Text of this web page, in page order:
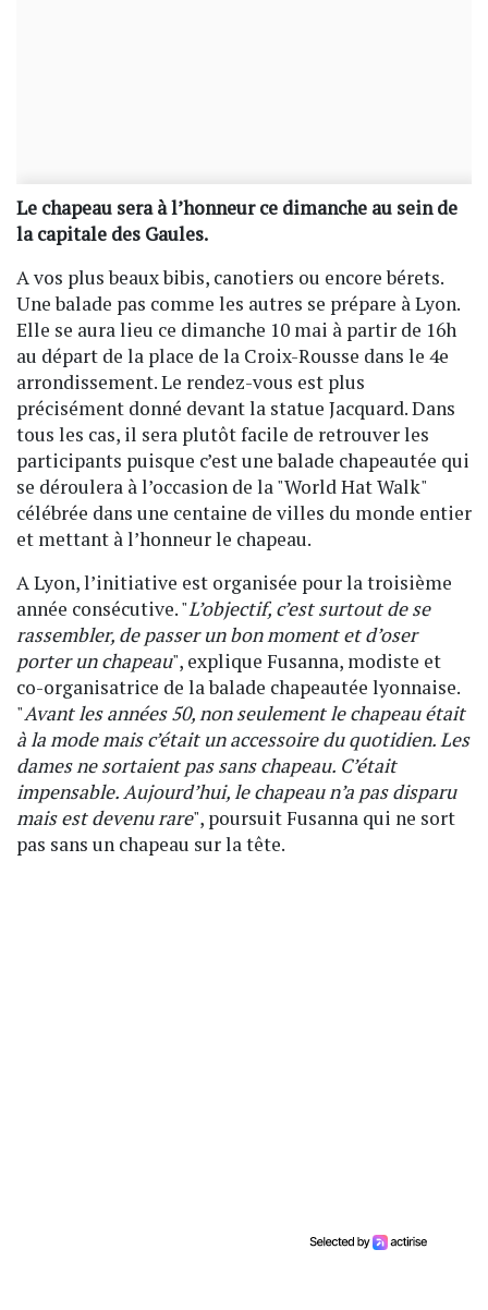
Le chapeau sera à l’honneur ce dimanche au sein de
la capitale des Gaules.
A vos plus beaux bibis, canotiers ou encore bérets.
Une balade pas comme les autres se prépare à Lyon.
Elle se aura lieu ce dimanche 10 mai à partir de 16h
au départ de la place de la Croix-Rousse dans le 4e
arrondissement. Le rendez-vous est plus
précisément donné devant la statue Jacquard. Dans
tous les cas, il sera plutôt facile de retrouver les
participants puisque c’est une balade chapeautée qui
se déroulera à l’occasion de la "World Hat Walk"
célébrée dans une centaine de villes du monde entier
et mettant à l’honneur le chapeau.
A Lyon, l’initiative est organisée pour la troisième
année consécutive. "L’objectif, c’est surtout de se
rassembler, de passer un bon moment et d’oser
porter un chapeau", explique Fusanna, modiste et
co-organisatrice de la balade chapeautée lyonnaise.
"Avant les années 50, non seulement le chapeau était
à la mode mais c’était un accessoire du quotidien. Les
dames ne sortaient pas sans chapeau. C’était
impensable. Aujourd’hui, le chapeau n’a pas disparu
mais est devenu rare", poursuit Fusanna qui ne sort
pas sans un chapeau sur la tête.